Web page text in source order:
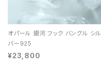
オパール 銀河 フック バングル シル
バー925
¥23,800